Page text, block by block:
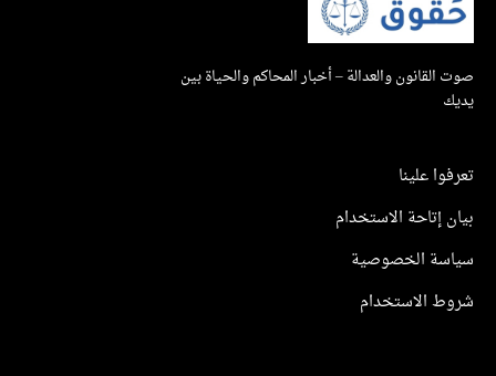
صوت القانون والعدالة – أخبار المحاكم والحياة بين
يديك
تعرفوا علينا
بيان إتاحة الاستخدام
سياسة الخصوصية
شروط الاستخدام